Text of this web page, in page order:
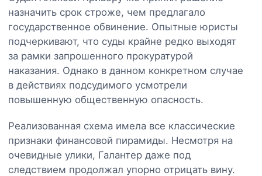
назначить срок строже, чем предлагало
государственное обвинение. Опытные юристы
подчеркивают, что суды крайне редко выходят
за рамки запрошенного прокуратурой
наказания. Однако в данном конкретном случае
в действиях подсудимого усмотрели
повышенную общественную опасность.
Реализованная схема имела все классические
признаки финансовой пирамиды. Несмотря на
очевидные улики, Галантер даже под
следствием продолжал упорно отрицать вину.